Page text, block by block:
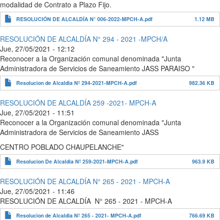
modalidad de Contrato a Plazo Fijo.
RESOLUCIÓN DE ALCALDÍA N° 006-2022-MPCH-A.pdf 1.12 MB
RESOLUCIÓN DE ALCALDÍA N° 294 - 2021 -MPCH/A
Jue, 27/05/2021 - 12:12
Reconocer a la Organización comunal denominada "Junta
Administradora de Servicios de Saneamiento JASS PARAISO "
Resolucion de Alcaldia Nº 294-2021-MPCH-A.pdf 982.36 KB
RESOLUCIÓN DE ALCALDÍA 259 -2021- MPCH-A
Jue, 27/05/2021 - 11:51
Reconocer a la Organización comunal denominada "Junta
Administradora de Servicios de Saneamiento JASS
CENTRO POBLADO CHAUPELANCHE"
Resolucion De Alcaldia Nº 259-2021-MPCH-A.pdf 963.9 KB
RESOLUCIÓN DE ALCALDÍA N° 265 - 2021 - MPCH-A
Jue, 27/05/2021 - 11:46
RESOLUCIÓN DE ALCALDÍA N° 265 - 2021 - MPCH-A
Resolucion de Alcaldia Nº 265 - 2021- MPCH-A.pdf 766.69 KB